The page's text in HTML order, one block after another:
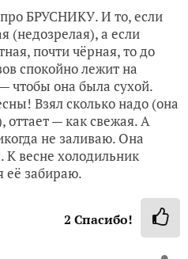
БРУСНИКУ. И то, если
(недозрелая), а если
почти чёрная, то до
спокойно лежит на
чтобы она была сухой.
Взял сколько надо (она
оттает — как свежая. А
не заливаю. Она
К весне холодильник
её забираю.
2 Спасибо!